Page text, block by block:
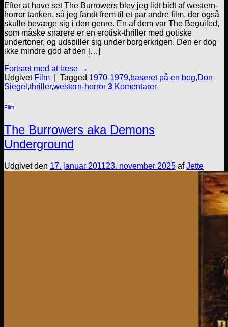
Efter at have set The Burrowers blev jeg lidt bidt af western-
horror tanken, så jeg fandt frem til et par andre film, der også
skulle bevæge sig i den genre. En af dem var The Beguiled,
som måske snarere er en erotisk-thriller med gotiske
undertoner, og udspiller sig under borgerkrigen. Den er dog
ikke mindre god af den […]
Fortsæt med at læse →
Udgivet Film Tagged 1970-1979,baseret på en bog,Don
Siegel ,thriller,western-horror 3 Komentarer
Film
The Burrowers aka Demons
Underground
Udgivet den 17. januar 201123. november 2025 afJette